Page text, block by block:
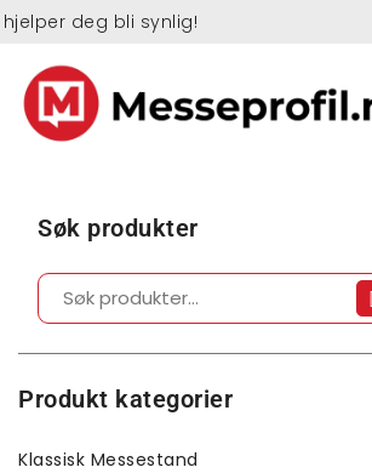
hjelper deg bli synlig!
Søk produkter
Produkt kategorier
Klassisk Messestand